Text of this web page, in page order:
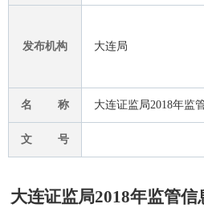
发布机构 大连局
名 称 大连证监局2018年监
文 号
大连证监局2018年监管